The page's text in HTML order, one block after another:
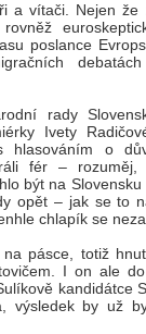
a vítači. Nejen že
poslance
rady
Ivety
hlasováním o
fér – rozuměj,
být na Slovensku
opět – jak se to
chlapík se
pásce, totiž
I on ale
kandidátce
výsledek by už